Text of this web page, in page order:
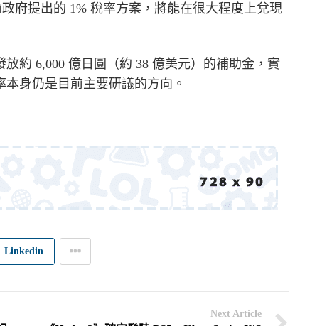
府提出的 1% 稅率方案，將能在很大程度上兌現
約 6,000 億日圓（約 38 億美元）的補助金，實
身仍是目前主要研議的方向。
Linkedin
Next Article